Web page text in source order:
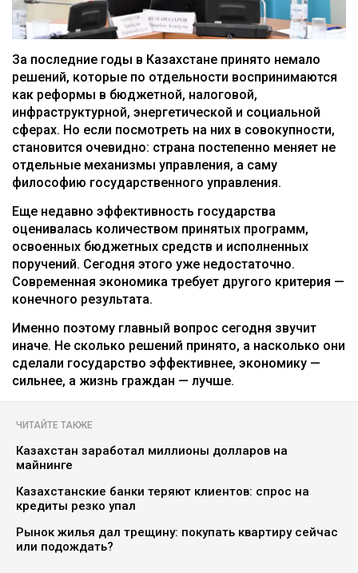
За последние годы в Казахстане принято немало
решений, которые по отдельности воспринимаются
как реформы в бюджетной, налоговой,
инфраструктурной, энергетической и социальной
сферах. Но если посмотреть на них в совокупности,
становится очевидно: страна постепенно меняет не
отдельные механизмы управления, а саму
философию государственного управления.
Еще недавно эффективность государства
оценивалась количеством принятых программ,
освоенных бюджетных средств и исполненных
поручений. Сегодня этого уже недостаточно.
Современная экономика требует другого критерия —
конечного результата.
Именно поэтому главный вопрос сегодня звучит
иначе. Не сколько решений принято, а насколько они
сделали государство эффективнее, экономику —
сильнее, а жизнь граждан — лучше.
ЧИТАЙТЕ ТАКЖЕ
Казахстан заработал миллионы долларов на
майнинге
Казахстанские банки теряют клиентов: спрос на
кредиты резко упал
Рынок жилья дал трещину: покупать квартиру сейчас
или подождать?